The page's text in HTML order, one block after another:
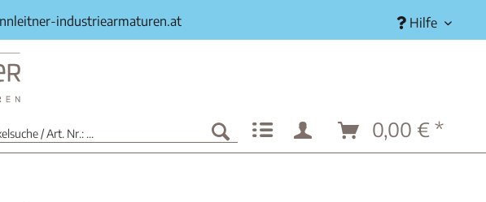
industriearmaturen.at Hilfe
0,00 € *